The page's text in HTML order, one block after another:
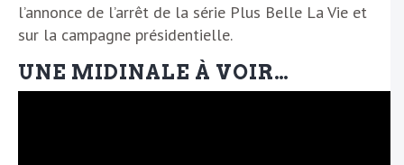
l’annonce de l’arrêt de la série Plus Belle La Vie et
sur la campagne présidentielle.
UNE MIDINALE À VOIR…